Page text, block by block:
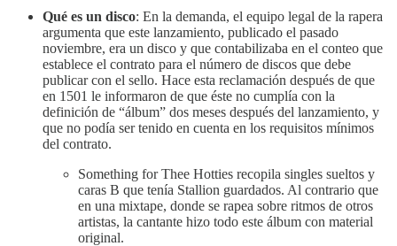
Qué es un disco: En la demanda, el equipo legal de la rapera
argumenta que este lanzamiento, publicado el pasado
noviembre, era un disco y que contabilizaba en el conteo que
establece el contrato para el número de discos que debe
publicar con el sello. Hace esta reclamación después de que
en 1501 le informaron de que éste no cumplía con la
definición de “álbum” dos meses después del lanzamiento, y
que no podía ser tenido en cuenta en los requisitos mínimos
del contrato.
Something for Thee Hotties recopila singles sueltos y
caras B que tenía Stallion guardados. Al contrario que
en una mixtape, donde se rapea sobre ritmos de otros
artistas, la cantante hizo todo este álbum con material
original.